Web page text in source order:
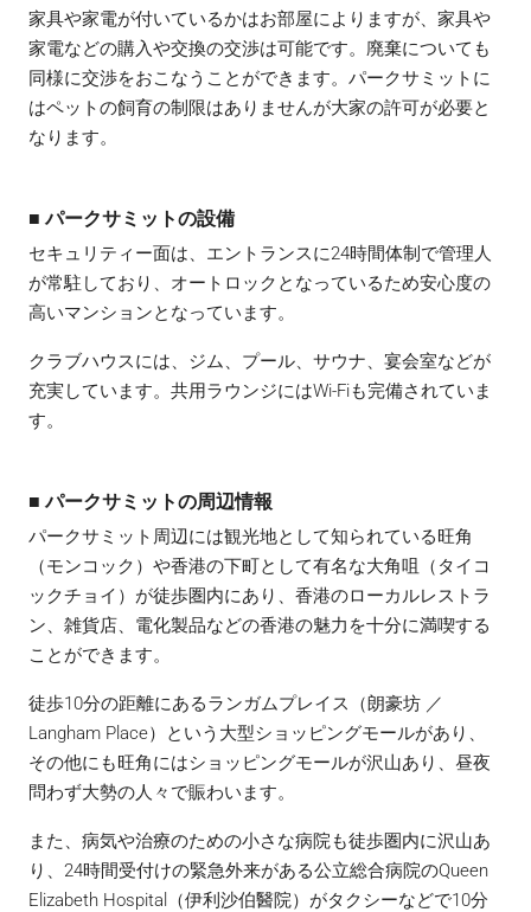
家具や家電が付いているかはお部屋によりますが、家具や
家電などの購入や交換の交渉は可能です。廃棄についても
同様に交渉をおこなうことができます。パークサミットに
はペットの飼育の制限はありませんが大家の許可が必要と
なります。
■ パークサミットの設備
セキュリティー面は、エントランスに24時間体制で管理人
が常駐しており、オートロックとなっているため安心度の
高いマンションとなっています。
クラブハウスには、ジム、プール、サウナ、宴会室などが
充実しています。共用ラウンジにはWi-Fiも完備されていま
す。
■ パークサミットの周辺情報
パークサミット周辺には観光地として知られている旺角
（モンコック）や香港の下町として有名な大角咀（タイコ
ックチョイ）が徒歩圏内にあり、香港のローカルレストラ
ン、雑貨店、電化製品などの香港の魅力を十分に満喫する
ことができます。
徒歩10分の距離にあるランガムプレイス（朗豪坊 ／
Langham Place）という大型ショッピングモールがあり、
その他にも旺角にはショッピングモールが沢山あり、昼夜
問わず大勢の人々で賑わいます。
また、病気や治療のための小さな病院も徒歩圏内に沢山あ
り、24時間受付けの緊急外来がある公立総合病院のQueen
Elizabeth Hospital（伊利沙伯醫院）がタクシーなどで10分